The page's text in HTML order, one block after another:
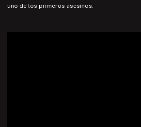
uno de los primeros asesinos.